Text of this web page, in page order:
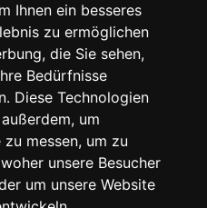
Ihnen ein besseres
zu ermöglichen
die Sie sehen,
Bedürfnisse
Diese Technologien
um
zu messen, um zu
unsere Besucher
um unsere Website